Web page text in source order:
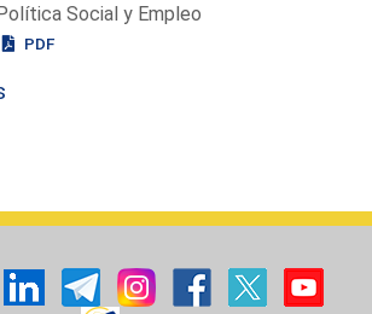
Social y Empleo
PDF